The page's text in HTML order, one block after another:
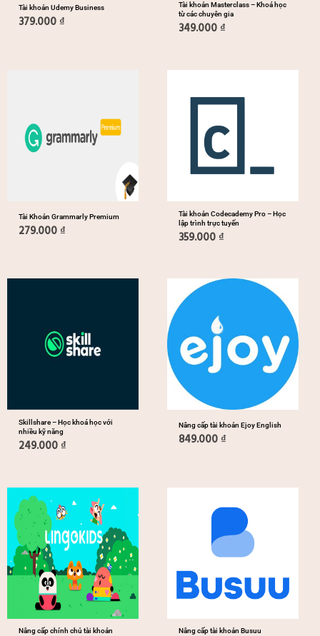
Tài khoản Udemy Business
379.000 ₫
Tài khoản Masterclass – Khoá học
từ các chuyên gia
349.000 ₫
Tài Khoản Grammarly Premium
279.000 ₫
Tài khoản Codecademy Pro – Học
lập trình trực tuyến
359.000 ₫
Skillshare – Học khoá học với
nhiều kỹ năng
249.000 ₫
Nâng cấp tài khoản Ejoy English
849.000 ₫
Nâng cấp chính chủ tài khoản Nâng cấp tài khoản Busuu